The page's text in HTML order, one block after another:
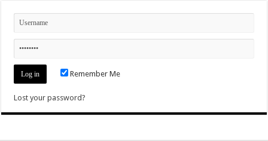
Remember Me
Lost your password?